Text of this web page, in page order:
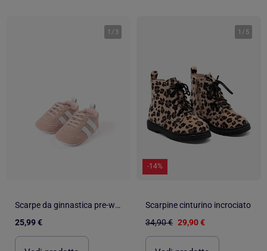
1 / 3
Scarpe da ginnastica pre-walker a righe
25,99 €
1 / 5
-14%
Scarpine cinturino incrociato
34,90 € 29,90 €